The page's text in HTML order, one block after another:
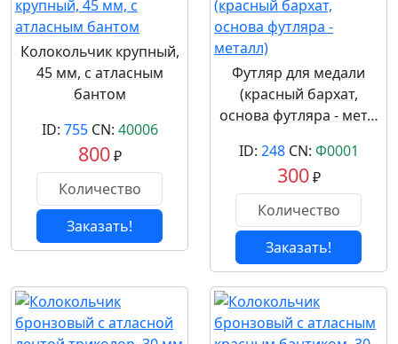
Колокольчик крупный,
45 мм, с атласным
бантом
ID: 755CN: 40006
800₽
Заказать!
Футляр для медали
(красный бархат,
основа футляра - мет…
ID: 248CN: Ф0001
300₽
Заказать!